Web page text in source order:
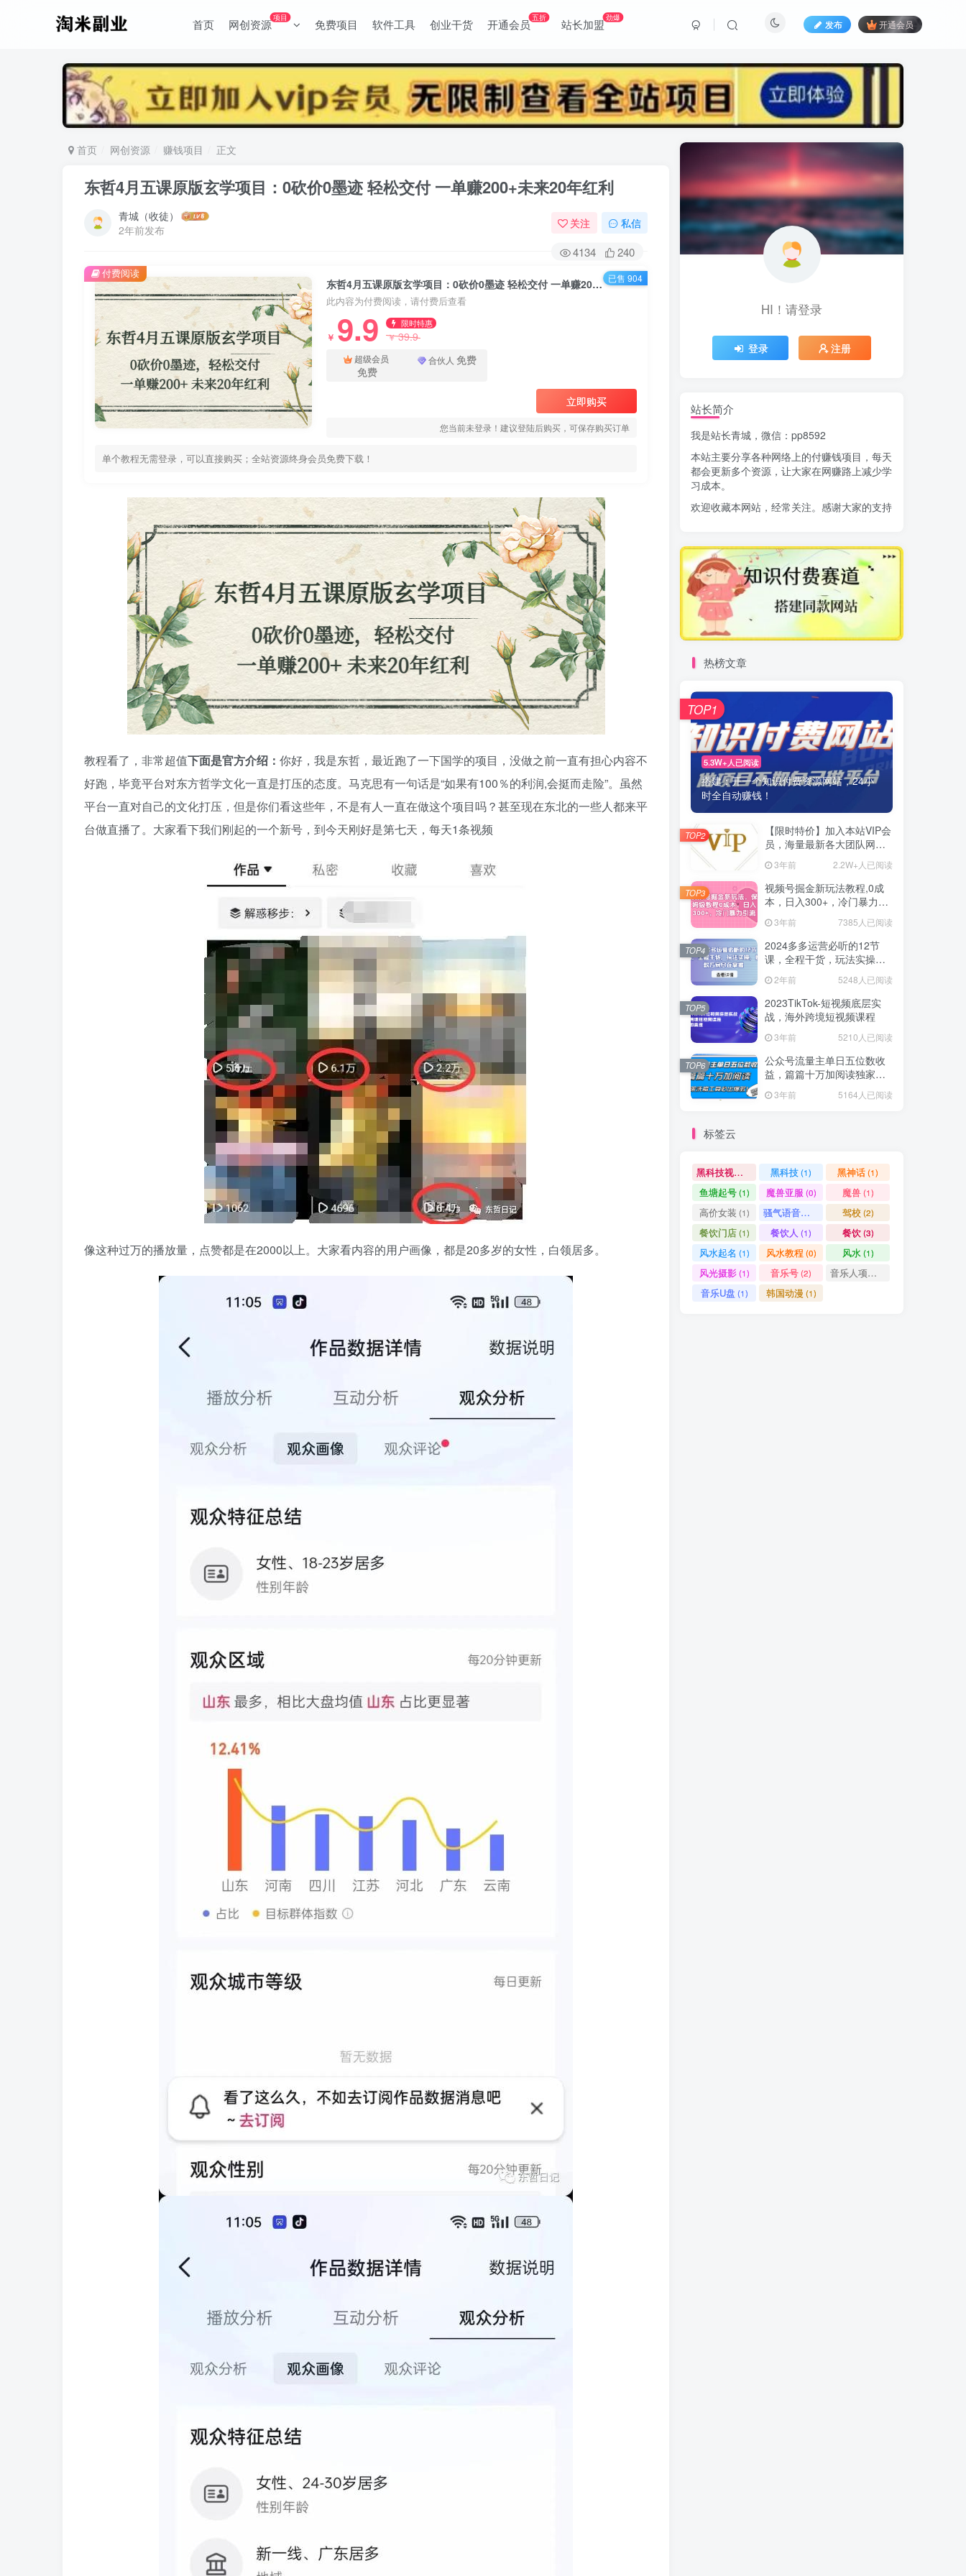
首页 网创资源项目 免费项目 软件工具 创业干货 开通会员五折 站长加盟劲爆
发布 开通会员
首页 网创资源 赚钱项目 正文
东哲4月五课原版玄学项目：0砍价0墨迹 轻松交付 一单赚200+未来20年红利
青城（收徒）
2年前发布
关注 私信
4134 240
东哲4月五课原版玄学项目：0砍价0墨迹 轻松交付 一单赚200+未来20年红利
此内容为付费阅读，请付费后查看
￥ 9.9 限时特惠
￥39.9
超级会员
免费
合伙人 免费
立即购买
您当前未登录！建议登陆后购买，可保存购买订单
单个教程无需登录，可以直接购买；全站资源终身会员免费下载！
付费阅读 已售 904
教程看了，非常超值下面是官方介绍： 你好，我是东哲，最近跑了一下国学的项目，没做之前一直有担心内容不
好跑，毕竟平台对东方哲学文化一直是打压的态度。马克思有一句话是“如果有100％的利润,会挺而走险”。虽然
平台一直对自己的文化打压，但是你们看这些年，不是有人一直在做这个项目吗？甚至现在东北的一些人都来平
台做直播了。大家看下我们刚起的一个新号，到今天刚好是第七天，每天1条视频
像这种过万的播放量，点赞都是在2000以上。大家看内容的用户画像，都是20多岁的女性，白领居多。
标签云
(1)黑科技 黑神话
鱼塘起号(1) 魔兽亚服(0) 魔兽(1)
骚气语音包
餐饮门店(1) 餐饮人(1) 餐饮(3)
(1) 风水教程(0) 风水(1)
风光摄影(1) 音乐号 音乐人项目(0)
音乐U盘(1) 韩国动漫(1)
HI！请登录
登录 注册
站长简介
我是站长青城，微信：pp8592
本站主要分享各种网络上的付赚钱项目，每天
都会更新多个资源，让大家在网赚路上减少学
习成本。
欢迎收藏本网站，经常关注。感谢大家的支持
热榜文章
5.3W+人已阅读
搭建：开一个知识付费资源网站，24小
时全自动赚钱！
TOP1
【限时特价】加入本站VIP会
员，海量最新各大团队网赚
内部教程全免费，每天持续
更新！
3年前 2.2W+人已阅读
TOP2
视频号掘金新玩法教程,0成
本，日入300+，冷门暴力引
流 3年前 7385人已阅读
TOP3
2024多多运营必听的12节
课，全程干货，玩法实操，
爆款方案尽在掌握
2年前 5248人已阅读
TOP4
2023TikTok-短视频底层实
战，海外跨境短视频课程
3年前 5210人已阅读
TOP5
公众号流量主单日五位数收
益，篇篇十万加阅读独家洗
稿工具必出爆款！
3年前 5164人已阅读
TOP6
标签云
黑科技视频搬运 (1)黑科技(1) 黑神话(1)
鱼塘起号(1) 魔兽亚服 (0) 魔兽(1)
高价女装 (1) 骚气语音包 驾校(2)
餐饮门店(1) 餐饮人 (1) 餐饮(3)
风水起名 (1) 风水教程 (0) 风水 (1)
风光摄影(1) 音乐号(2) 音乐人项目
音乐U盘 (1) 韩国动漫 (1)